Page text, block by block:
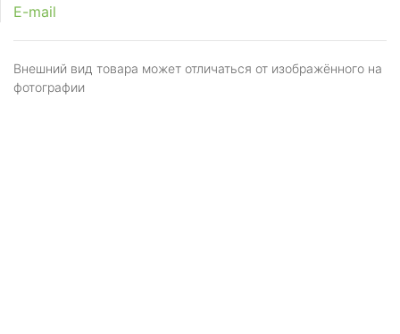
E-mail
Внешний вид товара может отличаться от изображённого на
фотографии